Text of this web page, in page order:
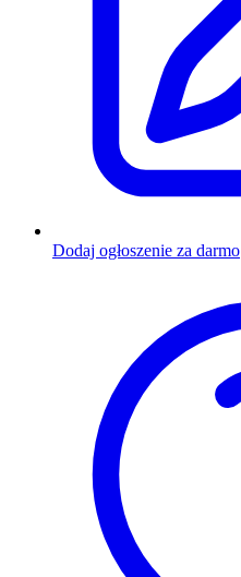
Dodaj ogłoszenie za darmo